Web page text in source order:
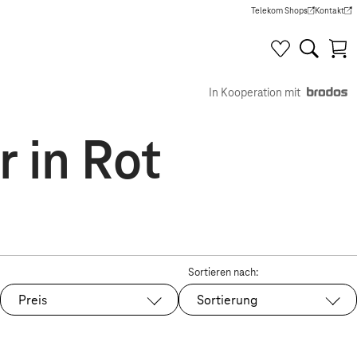
Telekom Shops
(Wird in einem neuen Tab
Kontakt
(Wird in
In Kooperation mit
in Rot
Preis
Sortieren nach:
Sortierung